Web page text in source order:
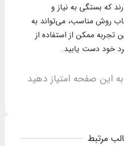
که بستگی به نیاز و
روش مناسب، می‌تواند به
تجربه ممکن از استفاده از
خود دست یابید.
به این صفحه امتیاز دهید
مرتبط